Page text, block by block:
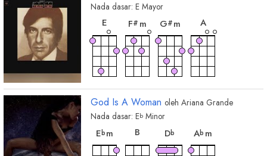
Nada dasar: E Mayor
E
chord
F# m
chord
G#m
A
God Is A Woman oleh Ariana Grande
Nada dasar: Eb Minor
Ebm
chord
B
chord
Db
Ab m